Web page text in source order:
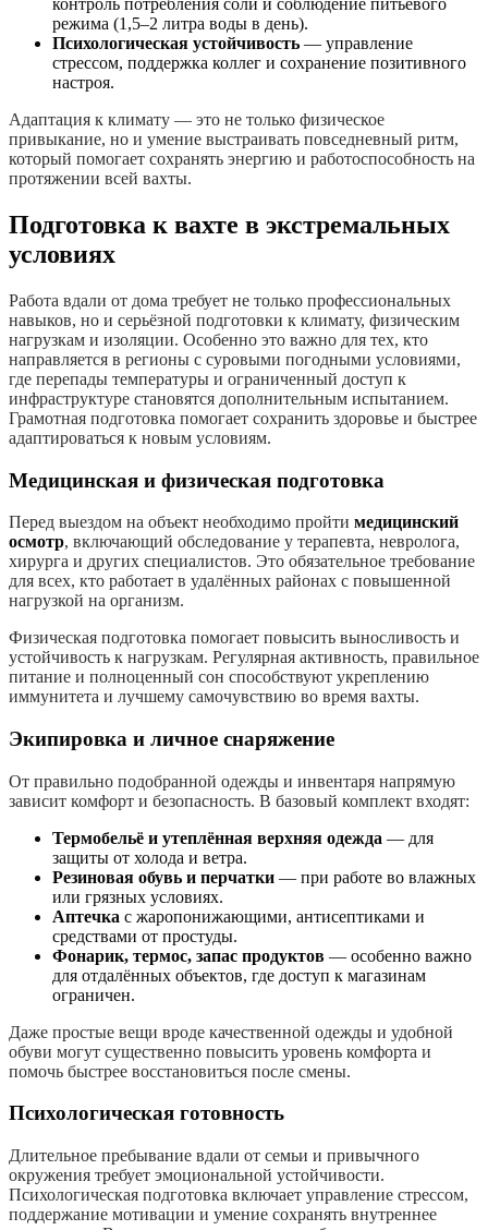
контроль потребления соли и соблюдение питьевого
режима (1,5–2 литра воды в день).
Психологическая устойчивость — управление
стрессом, поддержка коллег и сохранение позитивного
настроя.
Адаптация к климату — это не только физическое
привыкание, но и умение выстраивать повседневный ритм,
который помогает сохранять энергию и работоспособность на
протяжении всей вахты.
Подготовка к вахте в экстремальных
условиях
Работа вдали от дома требует не только профессиональных
навыков, но и серьёзной подготовки к климату, физическим
нагрузкам и изоляции. Особенно это важно для тех, кто
направляется в регионы с суровыми погодными условиями,
где перепады температуры и ограниченный доступ к
инфраструктуре становятся дополнительным испытанием.
Грамотная подготовка помогает сохранить здоровье и быстрее
адаптироваться к новым условиям.
Медицинская и физическая подготовка
Перед выездом на объект необходимо пройти медицинский
осмотр, включающий обследование у терапевта, невролога,
хирурга и других специалистов. Это обязательное требование
для всех, кто работает в удалённых районах с повышенной
нагрузкой на организм.
Физическая подготовка помогает повысить выносливость и
устойчивость к нагрузкам. Регулярная активность, правильное
питание и полноценный сон способствуют укреплению
иммунитета и лучшему самочувствию во время вахты.
Экипировка и личное снаряжение
От правильно подобранной одежды и инвентаря напрямую
зависит комфорт и безопасность. В базовый комплект входят:
Термобельё и утеплённая верхняя одежда — для
защиты от холода и ветра.
Резиновая обувь и перчатки — при работе во влажных
или грязных условиях.
Аптечка с жаропонижающими, антисептиками и
средствами от простуды.
Фонарик, термос, запас продуктов — особенно важно
для отдалённых объектов, где доступ к магазинам
ограничен.
Даже простые вещи вроде качественной одежды и удобной
обуви могут существенно повысить уровень комфорта и
помочь быстрее восстановиться после смены.
Психологическая готовность
Длительное пребывание вдали от семьи и привычного
окружения требует эмоциональной устойчивости.
Психологическая подготовка включает управление стрессом,
поддержание мотивации и умение сохранять внутреннее